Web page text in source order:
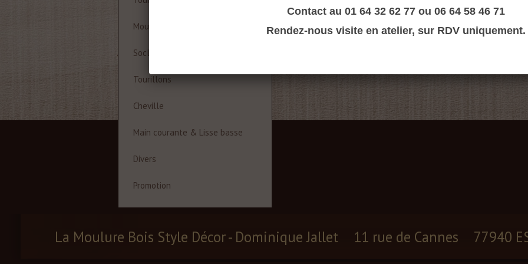
Moulures à cadre
Socles
Tourillons
Cheville
Main courante & Lisse basse
Divers
Promotion
La Moulure Bois Style Décor - Dominique Jallet 11 rue de Cannes 77940
Contact au 01 64 32 62 77 ou 06 64 58 46 71
Rendez-nous visite en atelier, sur RDV uniquement.